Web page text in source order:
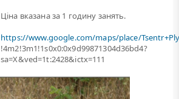
Ціна вказана за 1 годину занять.
https://www.google.com/maps/place/
!4m2!3m1!1s0x0:0x9d99871304d36bd4?
sa=X&ved=1t:2428&ictx=111